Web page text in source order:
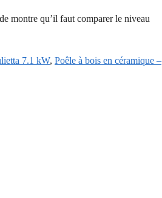
montre qu’il faut comparer le niveau
7.1 kW, Poêle à bois en céramique –